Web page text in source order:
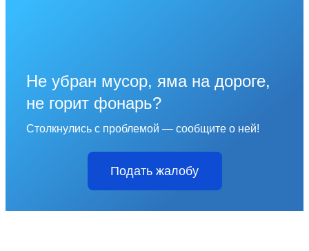
Не убран мусор, яма на дороге,
не горит фонарь?
Столкнулись с проблемой — сообщите о ней!
Подать жалобу